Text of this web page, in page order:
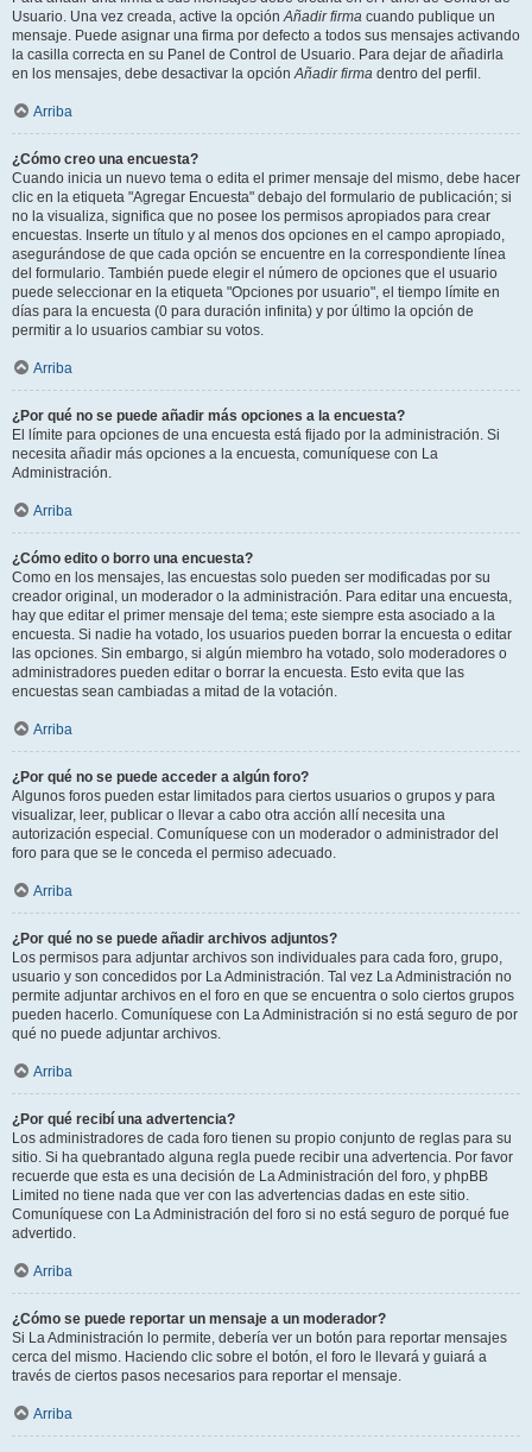
Usuario. Una vez creada, active la opciónAñadir firma cuando publique un
mensaje. Puede asignar una firma por defecto a todos sus mensajes activando
la casilla correcta en su Panel de Control de Usuario. Para dejar de añadirla
en los mensajes, debe desactivar la opciónAñadir firma dentro del perfil.
Arriba
¿Cómo creo una encuesta?
Cuando inicia un nuevo tema o edita el primer mensaje del mismo, debe hacer
clic en la etiqueta "Agregar Encuesta" debajo del formulario de publicación; si
no la visualiza, significa que no posee los permisos apropiados para crear
encuestas. Inserte un título y al menos dos opciones en el campo apropiado,
asegurándose de que cada opción se encuentre en la correspondiente línea
del formulario. También puede elegir el número de opciones que el usuario
puede seleccionar en la etiqueta "Opciones por usuario", el tiempo límite en
días para la encuesta (0 para duración infinita) y por último la opción de
permitir a lo usuarios cambiar su votos.
Arriba
¿Por qué no se puede añadir más opciones a la encuesta?
El límite para opciones de una encuesta está fijado por la administración. Si
necesita añadir más opciones a la encuesta, comuníquese con La
Administración.
Arriba
¿Cómo edito o borro una encuesta?
Como en los mensajes, las encuestas solo pueden ser modificadas por su
creador original, un moderador o la administración. Para editar una encuesta,
hay que editar el primer mensaje del tema; este siempre esta asociado a la
encuesta. Si nadie ha votado, los usuarios pueden borrar la encuesta o editar
las opciones. Sin embargo, si algún miembro ha votado, solo moderadores o
administradores pueden editar o borrar la encuesta. Esto evita que las
encuestas sean cambiadas a mitad de la votación.
Arriba
¿Por qué no se puede acceder a algún foro?
Algunos foros pueden estar limitados para ciertos usuarios o grupos y para
visualizar, leer, publicar o llevar a cabo otra acción allí necesita una
autorización especial. Comuníquese con un moderador o administrador del
foro para que se le conceda el permiso adecuado.
Arriba
¿Por qué no se puede añadir archivos adjuntos?
Los permisos para adjuntar archivos son individuales para cada foro, grupo,
usuario y son concedidos por La Administración. Tal vez La Administración no
permite adjuntar archivos en el foro en que se encuentra o solo ciertos grupos
pueden hacerlo. Comuníquese con La Administración si no está seguro de por
qué no puede adjuntar archivos.
Arriba
¿Por qué recibí una advertencia?
Los administradores de cada foro tienen su propio conjunto de reglas para su
sitio. Si ha quebrantado alguna regla puede recibir una advertencia. Por favor
recuerde que esta es una decisión de La Administración del foro, y phpBB
Limited no tiene nada que ver con las advertencias dadas en este sitio.
Comuníquese con La Administración del foro si no está seguro de porqué fue
advertido.
Arriba
¿Cómo se puede reportar un mensaje a un moderador?
Si La Administración lo permite, debería ver un botón para reportar mensajes
cerca del mismo. Haciendo clic sobre el botón, el foro le llevará y guiará a
través de ciertos pasos necesarios para reportar el mensaje.
Arriba